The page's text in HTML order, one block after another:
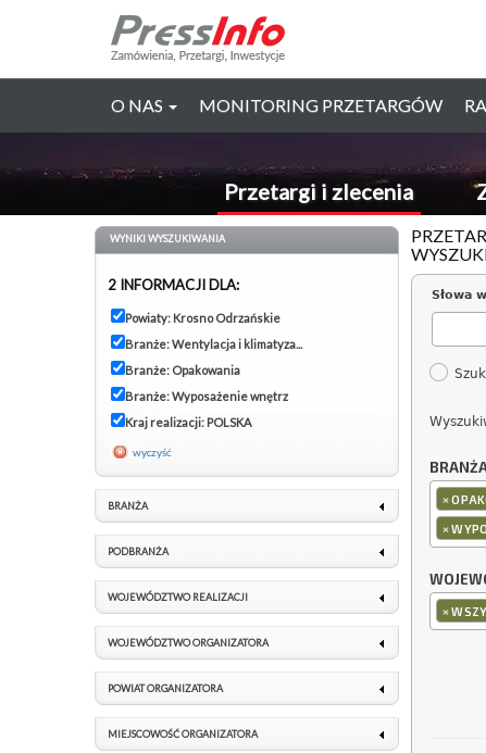
O NAS MONITORING PRZETARGÓW
Przetargi i zlecenia
Słowa
×
×
×
WYNIKI WYSZUKIWANIA
2 INFORMACJI DLA:
Powiaty: Krosno Odrzańskie
Branże: Wentylacja i klimatyza...
Branże: Opakowania
Branże: Wyposażenie wnętrz
Kraj realizacji: POLSKA
wyczyść
BRANŻA
PODBRANŻA
WOJEWÓDZTWO REALIZACJI
WOJEWÓDZTWO ORGANIZATORA
POWIAT ORGANIZATORA
MIEJSCOWOŚĆ ORGANIZATORA